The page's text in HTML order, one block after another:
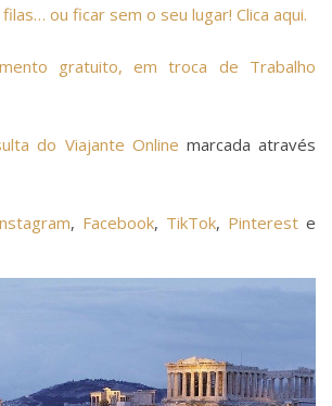
ou ficar sem o seu lugar! Clica aqui.
gratuito, em troca de Trabalho
do Viajante Online marcada através
, Facebook, TikTok, Pinterest e